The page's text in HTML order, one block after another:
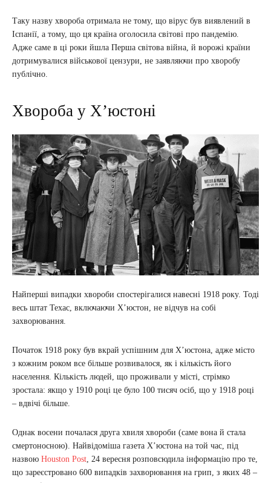
Таку назву хвороба отримала не тому, що вірус був виявлений в
Іспанії, а тому, що ця країна оголосила світові про пандемію.
Адже саме в ці роки йшла Перша світова війна, й ворожі країни
дотримувалися військової цензури, не заявляючи про хворобу
публічно.
Хвороба у Х’юстоні
Найперші випадки хвороби спостерігалися навесні 1918 року. Тоді
весь штат Техас, включаючи Х’юстон, не відчув на собі
захворювання.
Початок 1918 року був вкрай успішним для Х’юстона, адже місто
з кожним роком все більше розвивалося, як і кількість його
населення. Кількість людей, що проживали у місті, стрімко
зростала: якщо у 1910 році це було 100 тисяч осіб, що у 1918 році
– вдвічі більше.
Однак восени почалася друга хвиля хвороби (саме вона й стала
смертоносною). Найвідоміша газета Х’юстона на той час, під
назвою Houston Post , 24 вересня розповсюдила інформацію про те,
що зареєстровано 600 випадків захворювання на грип, з яких 48 –